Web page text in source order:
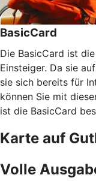
BasicCard
Die BasicCard ist
Einsteiger. Da sie
sie sich bereits für
können Sie mit
ist die BasicCard
Karte auf
Volle